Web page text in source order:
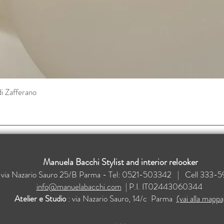
Zafferano
Manuela Bacchi Stylist and interior relooker
Nazario Sauro 25/B Parma - Tel: 0521-503342 | Cell 333-
info@manuelabacchi.com | P.I. IT02443060344
Atelier e Studio: via Nazario Sauro, 14/c Parma (vai alla